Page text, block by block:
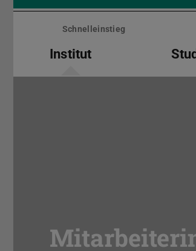
Menü
überspringenSchnelleinstieg
Institut